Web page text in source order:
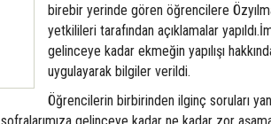
birebir yerinde gören öğrencilere
yetkilileri tarafından açıklamalar
gelinceye kadar ekmeğin yapılışı
uygulayarak bilgiler verildi.
Öğrencilerin birbirinden ilginç soruları